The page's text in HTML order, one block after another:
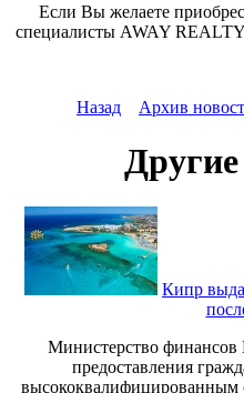
Если Вы желаете
специалисты AWAY
Назад Архив
Кипр
Министерство финансов
предоставления
высококвалифицированным